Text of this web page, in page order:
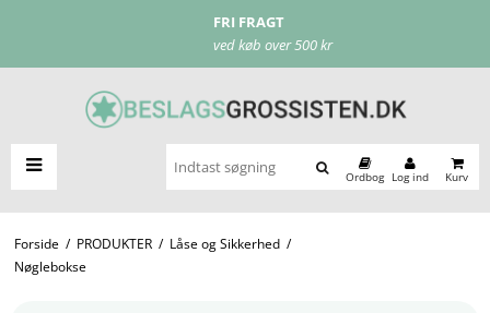
FRI FRAGT
ved køb over 500 kr
Ordbog Log ind Kurv
Forside / PRODUKTER / Låse og Sikkerhed /
Nøglebokse